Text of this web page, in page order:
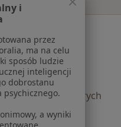
pacjentów
których
i
przez
ma na celu
sposób ludzie
inteligencji
dobrostanu
psychicznego.
a wyniki